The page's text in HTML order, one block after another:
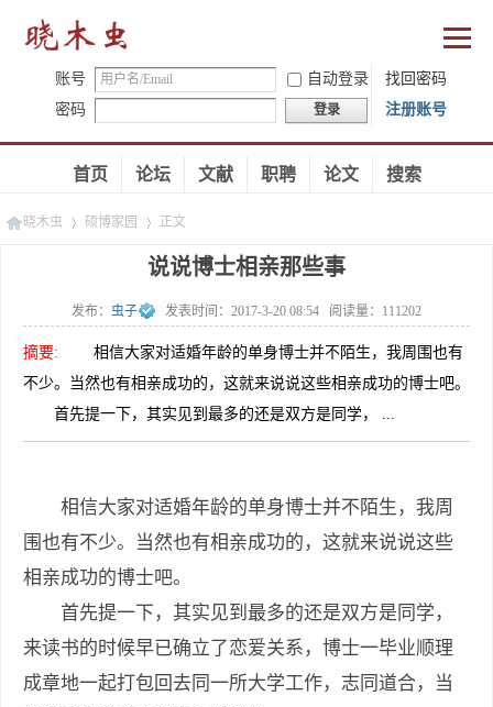
账号 自动登录
找回密码
密码
登录 注册账号
首页 论坛 文献 职聘 论文 搜索
晓木虫 硕博家园
»
正文
说说博士相亲那些事
发布： 虫子 发表时间： 2017-3-20 08:54 阅读量： 111202
摘要:
相信大家对适婚年龄的单身博士并不陌生，我周围也有
不少。当然也有相亲成功的，这就来说说这些相亲成功的博士吧。
首先提一下，其实见到最多的还是双方是同学， ...
相信大家对适婚年龄的单身博士并不陌生，我周
围也有不少。当然也有相亲成功的，这就来说说这些
相亲成功的博士吧。
首先提一下，其实见到最多的还是双方是同学，
来读书的时候早已确立了恋爱关系，博士一毕业顺理
成章地一起打包回去同一所大学工作，志同道合，当